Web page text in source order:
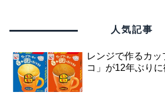
人気記事
レンジで作るカ
コ」が12年ぶり